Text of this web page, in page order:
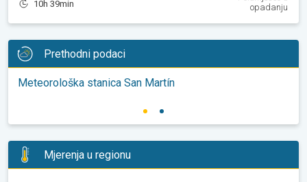
10h 39min
opadanju
Prethodni podaci
Meteorološka stanica San Martín
Mjerenja u regionu